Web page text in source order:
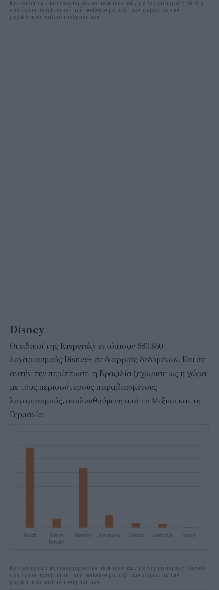
Κατανομή των καταγεγραμμένων περιστατικών με λογαριασμούς Netflix
που έχουν παραβιαστεί από malware μεταξύ των χωρών με τον
μεγαλύτερο αριθμό συνδρομητών.
Disney+
Οι ειδικοί της Kaspersky εντόπισαν 680.850
λογαριασμούς Disney+ σε διαρροές δεδομένων. Και σε
αυτήν την περίπτωση, η Βραζιλία ξεχώρισε ως η χώρα
με τους περισσότερους παραβιασμένους
λογαριασμούς, ακολουθούμενη από το Μεξικό και τη
Γερμανία.
Κατανομή των καταγεγραμμένων περιστατικών με λογαριασμούς Disney+
που έχουν παραβιαστεί από malware μεταξύ των χωρών με τον
μεγαλύτερο αριθμό συνδρομητών.